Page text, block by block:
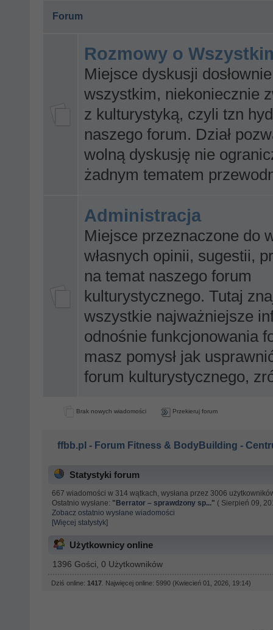
Forum
Rozmowy o
Miejsce dyskusji
wszystkim, niekoniecznie
z kulturystyką, czyli tzn
naszego forum. Dział
wolną dyskusję nie
żadnym tematem
Administracja
Miejsce przeznaczone do
własnych opinii, sugestii,
na temat naszego forum
kulturystycznego. Tutaj
wszystkie najważniejsze
odnośnie funkcjonowania
masz pomysł jak
forum kulturystycznego,
Brak nowych wiadomości Przekieruj forum
ffbb.pl - Forum Fitness & BodyBuilding -
Statystyki forum
667 wiadomości w 314 wątkach, wysłana przez 3006
Ostatnio wysłane: " Berrator – sprawdzony sp..." ( Sierpień 09,
Zobacz ostatnio wysłane wiadomości
[Więcej statystyk]
Użytkownicy online
1396 Gości, 0 Użytkowników
Dziś online: 1417 . Najwięcej online: 5990 (Kwiecień 01, 2026, 19:14)